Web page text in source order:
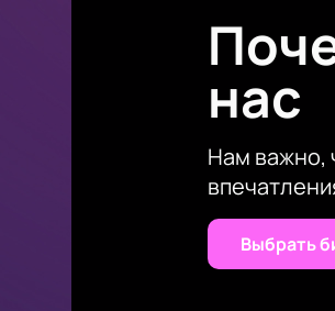
нас
Нам важно,
Выбрать